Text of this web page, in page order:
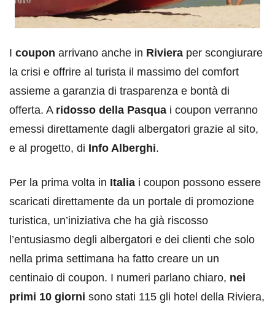
I coupon arrivano anche in Riviera per scongiurare
la crisi e offrire al turista il massimo del comfort
assieme a garanzia di trasparenza e bontà di
offerta. A ridosso della Pasqua i coupon verranno
emessi direttamente dagli albergatori grazie al sito,
e al progetto, di Info Alberghi.
Per la prima volta in Italia i coupon possono essere
scaricati direttamente da un portale di promozione
turistica, un’iniziativa che ha già riscosso
l’entusiasmo degli albergatori e dei clienti che solo
nella prima settimana ha fatto creare un un
centinaio di coupon. I numeri parlano chiaro, nei
primi 10 giorni sono stati 115 gli hotel della Riviera,